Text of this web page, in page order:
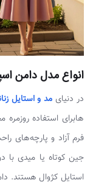
انواع مدل دامن
در دنیای مد و استایل
هابرای استفاده
فرم آزاد و پارچه‌های
جین کوتاه یا میدی با
استایل کژوال هستند.